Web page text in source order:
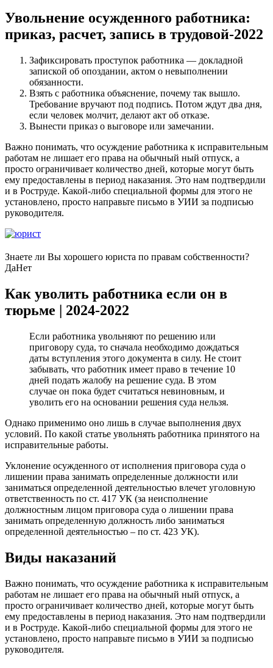
Увольнение осужденного работника:
приказ, расчет, запись в трудовой-2022
Зафиксировать проступок работника — докладной
запиской об опоздании, актом о невыполнении
обязанности.
Взять с работника объяснение, почему так вышло.
Требование вручают под подпись. Потом ждут два дня,
если человек молчит, делают акт об отказе.
Вынести приказ о выговоре или замечании.
Важно понимать, что осуждение работника к исправительным
работам не лишает его права на обычный ­ный отпуск, а
просто ограничивает количество дней, которые могут быть
ему предоставлены в период наказания. Это нам подтвердили
и в Роструде. Какой-либо специальной формы для этого не
установлено, просто направьте письмо в УИИ за подписью
руководителя.
Знаете ли Вы хорошего юриста по правам собственности?
ДаНет
Как уволить работника если он в
тюрьме | 2024-2022
Если работника увольняют по решению или
приговору суда, то сначала необходимо дождаться
даты вступления этого документа в силу. Не стоит
забывать, что работник имеет право в течение 10
дней подать жалобу на решение суда. В этом
случае он пока будет считаться невиновным, и
уволить его на основании решения суда нельзя.
Однако применимо оно лишь в случае выполнения двух
условий. По какой статье увольнять работника принятого на
исправительные работы.
Уклонение осужденного от исполнения приговора суда о
лишении права занимать определенные должности или
заниматься определенной деятельностью влечет уголовную
ответственность по ст. 417 УК (за неисполнение
должностным лицом приговора суда о лишении права
занимать определенную должность либо заниматься
определенной деятельностью – по ст. 423 УК).
Виды наказаний
Важно понимать, что осуждение работника к исправительным
работам не лишает его права на обычный ­ный отпуск, а
просто ограничивает количество дней, которые могут быть
ему предоставлены в период наказания. Это нам подтвердили
и в Роструде. Какой-либо специальной формы для этого не
установлено, просто направьте письмо в УИИ за подписью
руководителя.